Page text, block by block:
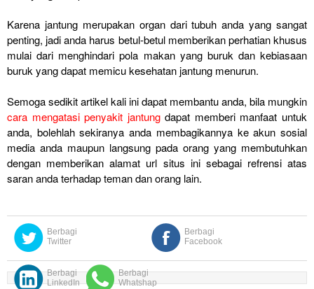
Karena jantung merupakan organ dari tubuh anda yang sangat
penting, jadi anda harus betul-betul memberikan perhatian khusus
mulai dari menghindari pola makan yang buruk dan kebiasaan
buruk yang dapat memicu kesehatan jantung menurun.
Semoga sedikit artikel kali ini dapat membantu anda, bila mungkin
cara mengatasi penyakit jantungdapat memberi manfaat untuk
anda, bolehlah sekiranya anda membagikannya ke akun sosial
media anda maupun langsung pada orang yang membutuhkan
dengan memberikan alamat url situs ini sebagai refrensi atas
saran anda terhadap teman dan orang lain.
Berbagi
Facebook
Berbagi
Twitter
Berbagi
LinkedIn
Berbagi
Whatshap